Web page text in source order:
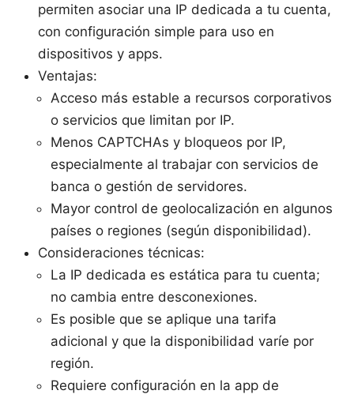
permiten asociar una IP dedicada a tu cuenta,
con configuración simple para uso en
dispositivos y apps.
Ventajas:
Acceso más estable a recursos corporativos
o servicios que limitan por IP.
Menos CAPTCHAs y bloqueos por IP,
especialmente al trabajar con servicios de
banca o gestión de servidores.
Mayor control de geolocalización en algunos
países o regiones (según disponibilidad).
Consideraciones técnicas:
La IP dedicada es estática para tu cuenta;
no cambia entre desconexiones.
Es posible que se aplique una tarifa
adicional y que la disponibilidad varíe por
región.
Requiere configuración en la app de